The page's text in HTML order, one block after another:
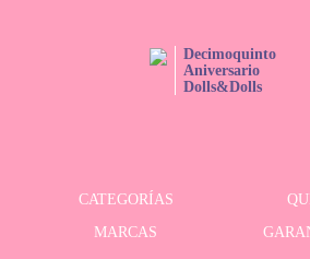
Decimoquinto
Aniversario
Dolls&Dolls
CATEGORÍAS
MARCAS